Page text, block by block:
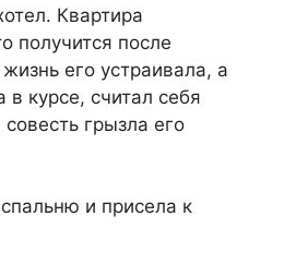
Квартира
получится после
его устраивала, а
в курсе, считал себя
грызла его
и присела к